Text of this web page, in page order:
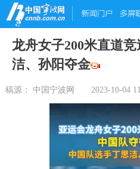
龙舟女子200米直道
洁、孙阳夺金
稿源： 中国宁波网 2023-10-04